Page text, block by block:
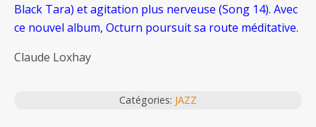
Black Tara) et agitation plus nerveuse (Song 14). Avec
ce nouvel album, Octurn poursuit sa route méditative.
Claude Loxhay
Catégories: JAZZ